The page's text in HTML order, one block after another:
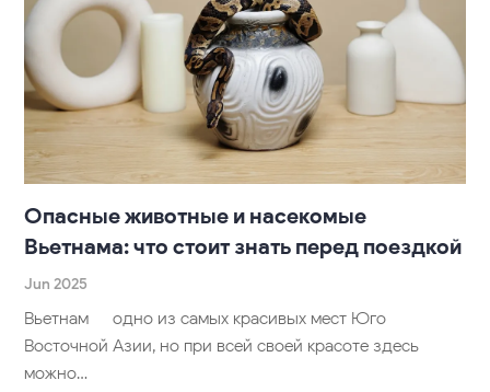
Опасные животные и насекомые
Вьетнама: что стоит знать перед поездкой
Jun 2025
Вьетнам — одно из самых красивых мест Юго-
Восточной Азии, но при всей своей красоте здесь
можно…